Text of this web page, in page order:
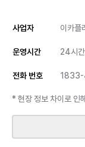
사업자 이카플
운영시간 24시
전화 번호
* 현장 정보 차이로 인